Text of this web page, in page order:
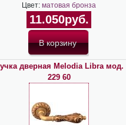
Цвет: матовая бронза
11.050руб.
дверная Melodia Libra мод.
229 60